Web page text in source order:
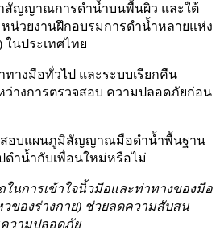
สัญญาณการดำน้ำบนพื้นผิว และใต้
น่วยงานฝึกอบรมการดำน้ำหลายแห่ง
ในประเทศไทย
างมือทั่วไป และระบบเรียกคืน
ว่างการตรวจสอบ ความปลอดภัยก่อน
อบแผนภูมิสัญญาณมือดำน้ำพื้นฐาน
ดำน้ำกับเพื่อนใหม่หรือไม่
ในการเข้าใจนิ้วมือและท่าทางของมือ
วของร่างกาย) ช่วยลดความสับสน
วามปลอดภัย